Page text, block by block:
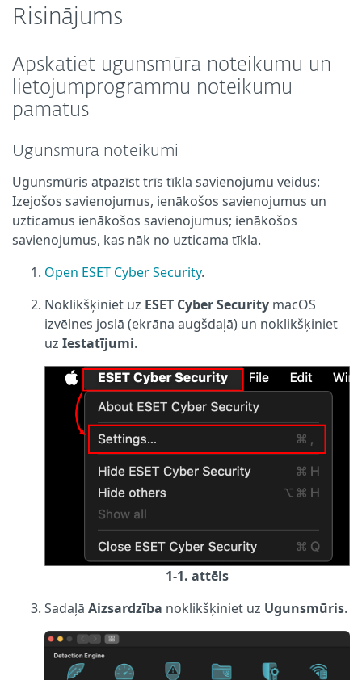
Risinājums
Apskatiet ugunsmūra noteikumu un
lietojumprogrammu noteikumu
pamatus
Ugunsmūra noteikumi
Ugunsmūris atpazīst trīs tīkla savienojumu veidus:
Izejošos savienojumus, ienākošos savienojumus un
uzticamus ienākošos savienojumus; ienākošos
savienojumus, kas nāk no uzticama tīkla.
Open ESET Cyber Security.
Noklikšķiniet uz ESET Cyber Security macOS
izvēlnes joslā (ekrāna augšdaļā) un noklikšķiniet
uz Iestatījumi.
1-1. attēls
Sadaļā Aizsardzība noklikšķiniet uz Ugunsmūris.